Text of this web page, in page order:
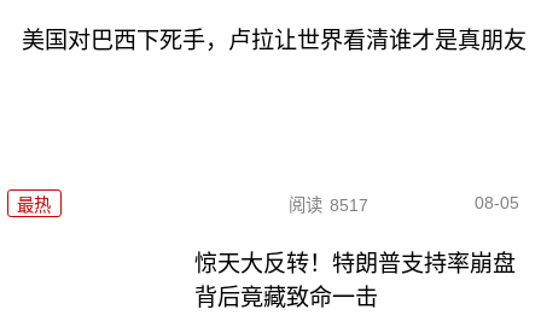
美国对巴西下死手，卢拉让世界看清谁才是真朋友
最热 阅读 8517 08-05
惊天大反转！特朗普支持率崩盘
背后竟藏致命一击